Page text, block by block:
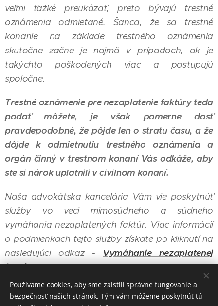
veľmi ťažké preukázať, preto bývajú trestné
oznámenia odmietané. Šanca, že sa trestné
konanie na základe trestného oznámenia
skutočne začne je najmä v prípadoch, ak je
takýchto poškodených viac a postupujú
spoločne.
Trestné oznámenie pre nezaplatenie faktúry teda
podať môžete, je však pomerne dosť
pravdepodobné, že pôjde len o stratu času, a že
dôjde k odmietnutiu trestného oznámenia a
orgán činný v trestnom konaní Vás odkáže, aby
ste si nárok uplatnili v civilnom konaní.
Naša advokátska kancelária Vám vie poskytnúť
služby vo veci mimosúdneho a súdneho
vymáhania nezaplatených faktúr. Viac informácií
o podmienkach tejto služby získate po kliknutí na
nasledujúci odkaz - Vymáhanie nezaplatenej
faktúry."
Používame cookies, aby sme zaistili správne fungovanie a
bezpečnosť našich stránok. Tým vám môžeme poskytnúť tú